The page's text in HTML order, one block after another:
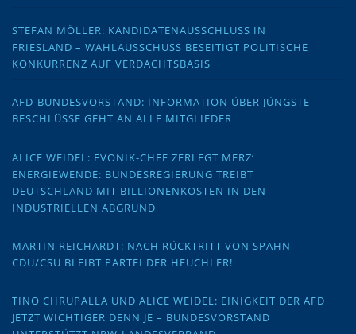
STEFAN MÖLLER: KANDIDATENAUSSCHLUSS IN
FRIESLAND – WAHLAUSSCHUSS BESEITIGT POLITISCHE
KONKURRENZ AUF VERDACHTSBASIS
AFD-BUNDESVORSTAND: INFORMATION ÜBER JÜNGSTE
BESCHLÜSSE GEHT AN ALLE MITGLIEDER
ALICE WEIDEL: EVONIK-CHEF ZERLEGT MERZ‘
ENERGIEWENDE: BUNDESREGIERUNG TREIBT
DEUTSCHLAND MIT BILLIONENKOSTEN IN DEN
INDUSTRIELLEN ABGRUND
MARTIN REICHARDT: NACH RÜCKTRITT VON SPAHN –
CDU/CSU BLEIBT PARTEI DER HEUCHLER!
TINO CHRUPALLA UND ALICE WEIDEL: EINIGKEIT DER AFD
JETZT WICHTIGER DENN JE – BUNDESVORSTAND